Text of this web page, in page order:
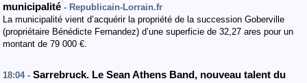
municipalité - Republicain-Lorrain.fr
La municipalité vient d’acquérir la propriété de la succession Goberville
(propriétaire Bénédicte Fernandez) d’une superficie de 32,27 ares pour un
montant de 79 000 €.
18:04 - Sarrebruck. Le Sean Athens Band, nouveau talent du